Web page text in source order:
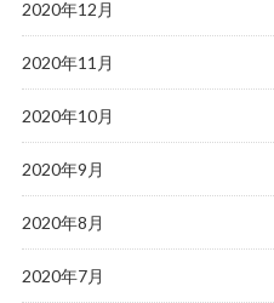
2020年12月
2020年11月
2020年10月
2020年9月
2020年8月
2020年7月